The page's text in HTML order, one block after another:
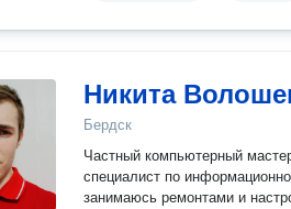
Никита
Бердск
Частный компьютерный мастер (не фирма)
специалист по информационной
занимаюсь ремонтами и настройками ПК Умею